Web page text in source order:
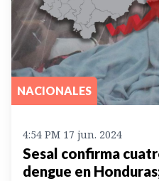
NACIONALES
4:54 PM 17 jun. 2024
Sesal confirma
dengue en